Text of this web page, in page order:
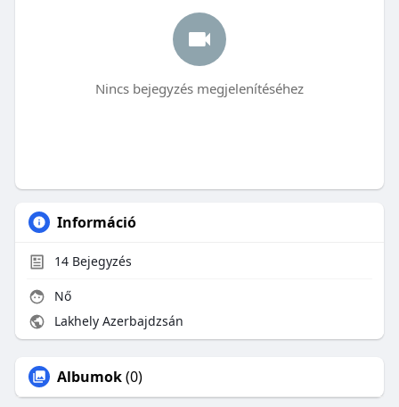
Nincs bejegyzés megjelenítéséhez
Információ
14Bejegyzés
Nő
Lakhely Azerbajdzsán
Albumok(0)